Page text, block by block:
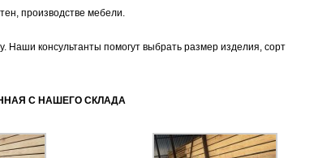
производстве мебели.
Наши консультанты помогут выбрать размер изделия, сорт
С НАШЕГО СКЛАДА